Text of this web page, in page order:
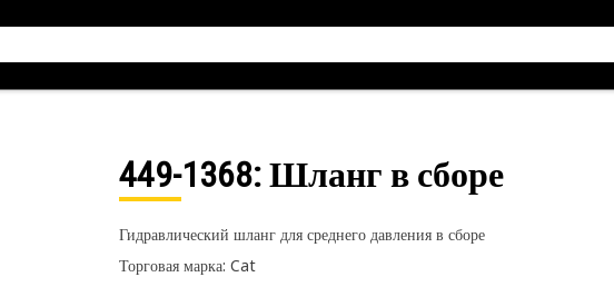
449-1368: Шланг в сборе
Гидравлический шланг для среднего давления в сборе
Торговая марка: Cat